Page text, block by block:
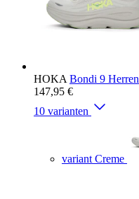
HOKA Bondi 9 Herren
147,95 €
10 varianten
variant Creme